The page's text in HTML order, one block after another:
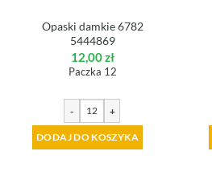
Opaski damkie 6782
5444869
12,00zł
Paczka 12
- +
DODAJ DO KOSZYKA